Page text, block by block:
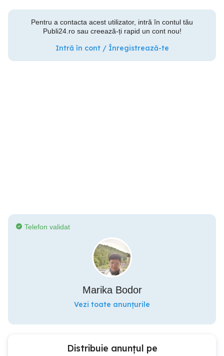
Pentru a contacta acest utilizator, intră în contul tău
Publi24.ro sau creează-ți rapid un cont nou!
Intră în cont / Înregistrează-te
Telefon validat
Marika Bodor
Vezi toate anunțurile
Distribuie anunțul pe